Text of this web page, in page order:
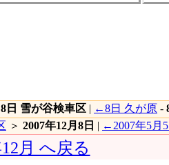
8日 雪が谷検車区 | ←8日 久が原 -
＞ 2007年12月8日 | ←2007年5月5
月 へ戻る